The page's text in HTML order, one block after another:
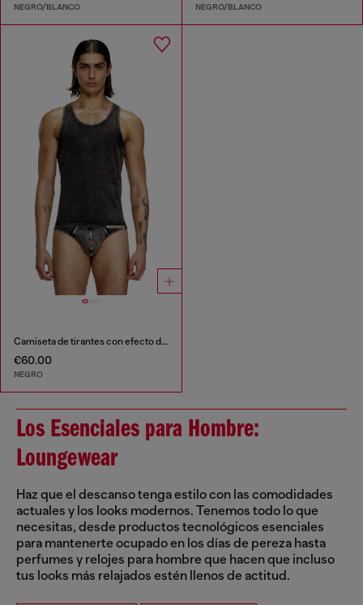
NEGRO/BLANCO NEGRO/BLANCO
Camiseta de tirantes con efecto denim
€60.00
NEGRO
Los Esenciales para Hombre:
Loungewear
Haz que el descanso tenga estilo con las comodidades
actuales y los looks modernos. Tenemos todo lo que
necesitas, desde productos tecnológicos esenciales
para mantenerte ocupado en los días de pereza hasta
perfumes y relojes para hombre que hacen que incluso
tus looks más relajados estén llenos de actitud.